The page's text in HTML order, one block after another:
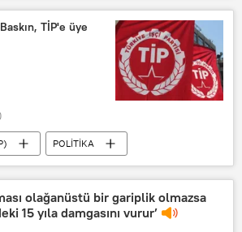
TİP'e üye
POLİTİKA
olağanüstü bir gariplik olmazsa
15 yıla damgasını vurur’